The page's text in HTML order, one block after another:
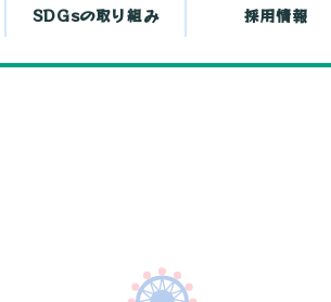
SDGsの取り組み 採用情報